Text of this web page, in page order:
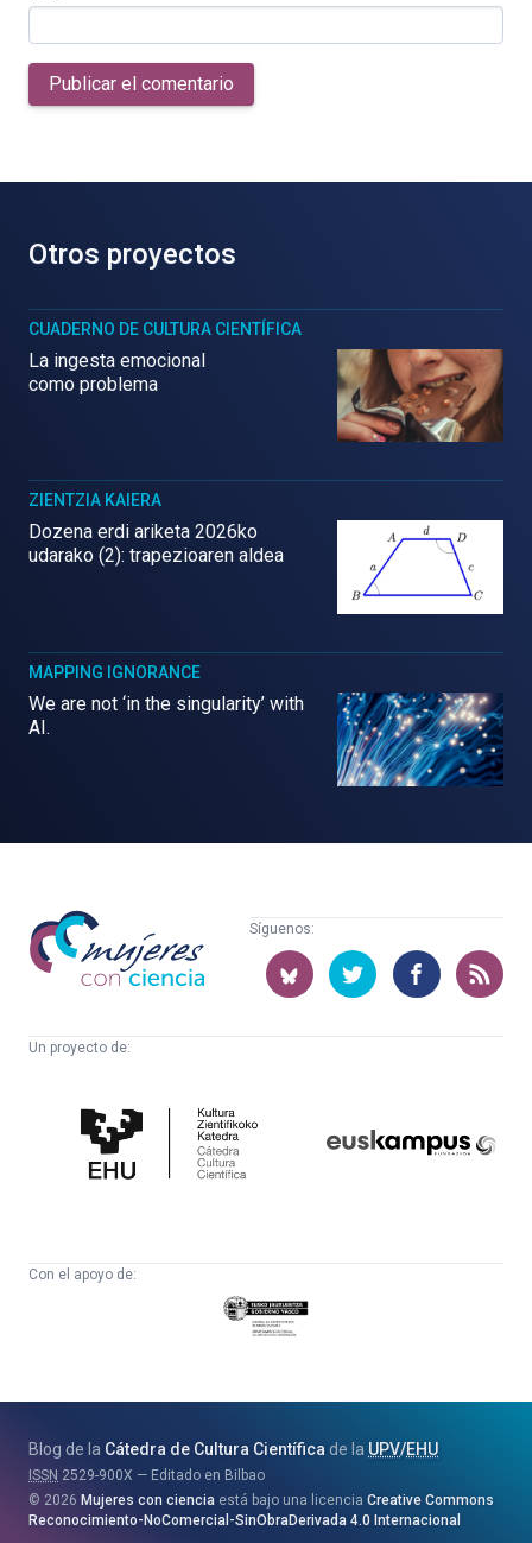
Publicar el comentario
Otros proyectos
CUADERNO DE CULTURA CIENTÍFICA
La ingesta emocional
como problema
ZIENTZIA KAIERA
Dozena erdi ariketa 2026ko
udarako (2): trapezioaren aldea
MAPPING IGNORANCE
We are not ‘in the singularity’ with
AI.
Mujeres
con
ciencia
Síguenos:
Un proyecto de:
Cultura
Científica
Con el apoyo de:
Eusko
Jaurlaritza
eta
Berrikuntza
Saila
Blog de la Cátedra de Cultura Científica de la UPV/EHU
ISSN 2529-900X
Editado en Bilbao
2026 Mujeres con ciencia está bajo una licencia Creative Commons
Reconocimiento-NoComercial-SinObraDerivada 4.0 Internacional